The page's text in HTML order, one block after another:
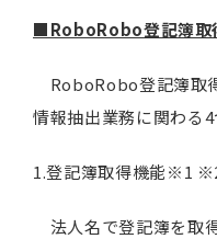
■RoboRobo登記簿取
RoboRobo登記簿取
情報抽出業務に関わる4
1.登記簿取得機能※1
法人名で登記簿を取